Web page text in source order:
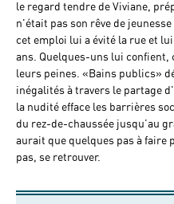
le regard tendre de Viviane,
n'était pas son rêve de
cet emploi lui a évité la rue et
ans. Quelques-uns lui confient,
leurs peines. «Bains publics»
inégalités à travers le partage
la nudité efface les barrières
du rez-de-chaussée jusqu’au
aurait que quelques pas à faire
pas, se retrouver.